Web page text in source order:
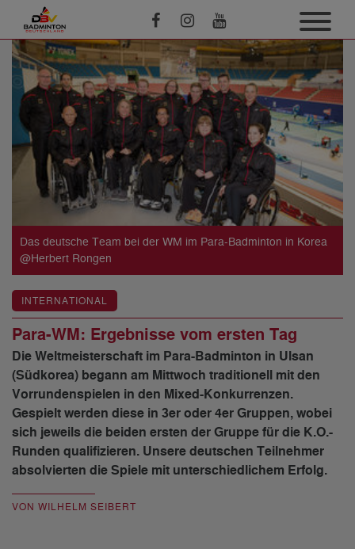
Das deutsche Team bei der WM im Para-Badminton in Korea
@Herbert Rongen
INTERNATIONAL
Para-WM: Ergebnisse vom ersten Tag
Die Weltmeisterschaft im Para-Badminton in Ulsan
(Südkorea) begann am Mittwoch traditionell mit den
Vorrundenspielen in den Mixed-Konkurrenzen.
Gespielt werden diese in 3er oder 4er Gruppen, wobei
sich jeweils die beiden ersten der Gruppe für die K.O.-
Runden qualifizieren. Unsere deutschen Teilnehmer
absolvierten die Spiele mit unterschiedlichem Erfolg.
VON WILHELM SEIBERT